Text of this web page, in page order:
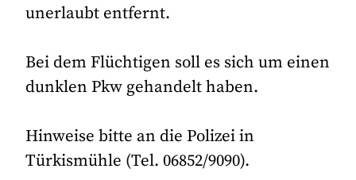
unerlaubt entfernt.
Bei dem Flüchtigen soll es sich um einen
dunklen Pkw gehandelt haben.
Hinweise bitte an die Polizei in
Türkismühle (Tel. 06852/9090).